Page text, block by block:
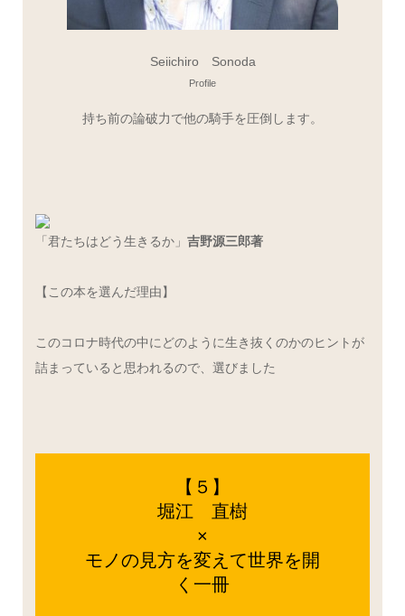
Seiichiro Sonoda
Profile
持ち前の論破力で他の騎手を圧倒します。
「君たちはどう生きるか」 吉野源三郎著
【この本を選んだ理由】
このコロナ時代の中にどのように生き抜くのかのヒントが
詰まっていると思われるので、選びました
【５】
堀江 直樹
×
モノの見方を変えて世界を開
く一冊